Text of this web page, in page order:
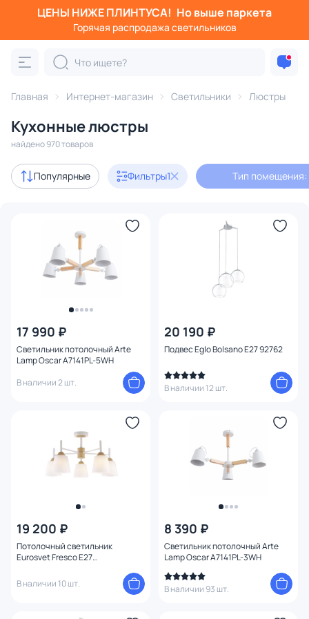
ЦЕНЫ НИЖЕ ПЛИНТУСА! Но выше паркета
Горячая распродажа светильников
Главная Интернет-магазин Светильники Люстры
Кухонные люстры
найдено 970 товаров
Популярные Фильтры1 Тип помещения:
17 990 ₽
Светильник потолочный Arte
Lamp Oscar A7141PL-5WH
В наличии 2 шт.
20 190 ₽
Подвес Eglo Bolsano E27 92762
В наличии 12 шт.
19 200 ₽
Потолочный светильник
Eurosvet Fresco E27
В наличии 10 шт.
8 390 ₽
Светильник потолочный Arte
Lamp Oscar A7141PL-3WH
В наличии 93 шт.
Фильтры
Категория:
подвесные потолочные
Акции 96
Дизайнерский свет 126
В наличии 691
Цена
От До
Страна
Материал арматуры